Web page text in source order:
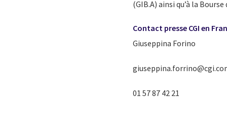
(GIB.A) ainsi qu’à la
Contact presse CGI en
Giuseppina Forino
01 57 87 42 21